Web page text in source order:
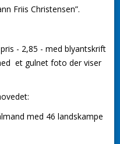
Friis Christensen”.
- 2,85 - med blyantskrift
et gulnet foto der viser
med 46 landskampe